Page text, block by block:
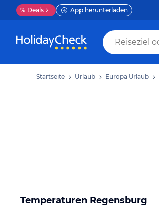
% Deals App herunterladen
Startseite Urlaub Europa Urlaub
Temperaturen Regensburg